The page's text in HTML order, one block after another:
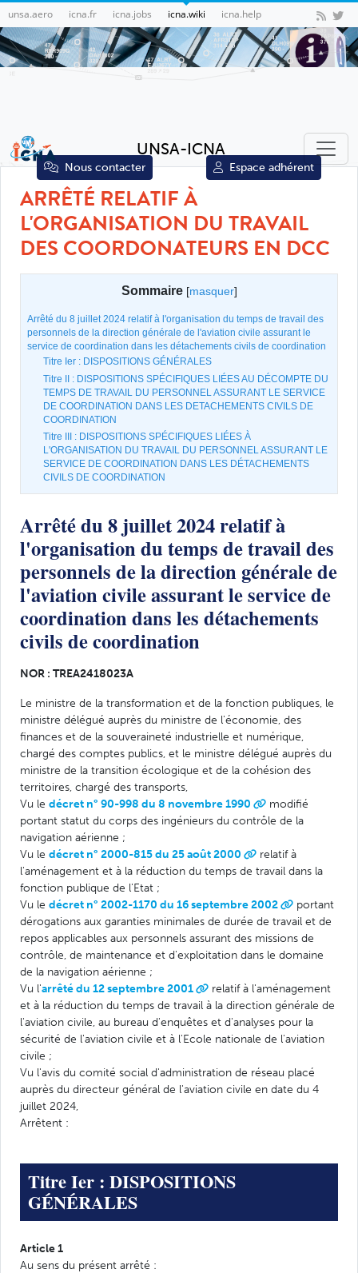
unsa.aero icna.fr icna.jobs icna.wiki icna.help
Nous contacter Espace adhérent
UNSA-ICNA
ARRÊTÉ RELATIF À
L'ORGANISATION DU TRAVAIL
DES COORDONATEURS EN DCC
Sommaire [masquer]
Arrêté du 8 juillet 2024 relatif à l'organisation du temps de travail des
personnels de la direction générale de l'aviation civile assurant le
service de coordination dans les détachements civils de coordination
Titre Ier : DISPOSITIONS GÉNÉRALES
Titre II : DISPOSITIONS SPÉCIFIQUES LIÉES AU DÉCOMPTE DU
TEMPS DE TRAVAIL DU PERSONNEL ASSURANT LE SERVICE
DE COORDINATION DANS LES DETACHEMENTS CIVILS DE
COORDINATION
Titre III : DISPOSITIONS SPÉCIFIQUES LIÉES À
L'ORGANISATION DU TRAVAIL DU PERSONNEL ASSURANT LE
SERVICE DE COORDINATION DANS LES DÉTACHEMENTS
CIVILS DE COORDINATION
Arrêté du 8 juillet 2024 relatif à
l'organisation du temps de travail des
personnels de la direction générale de
l'aviation civile assurant le service de
coordination dans les détachements
civils de coordination
NOR : TREA2418023A
Le ministre de la transformation et de la fonction publiques, le
ministre délégué auprès du ministre de l'économie, des
finances et de la souveraineté industrielle et numérique,
chargé des comptes publics, et le ministre délégué auprès du
ministre de la transition écologique et de la cohésion des
territoires, chargé des transports,
Vu le décret n° 90-998 du 8 novembre 1990
modifié
portant statut du corps des ingénieurs du contrôle de la
navigation aérienne ;
Vu le décret n° 2000-815 du 25 août 2000
relatif à
l'aménagement et à la réduction du temps de travail dans la
fonction publique de l'Etat ;
Vu le décret n° 2002-1170 du 16 septembre 2002
portant
dérogations aux garanties minimales de durée de travail et de
repos applicables aux personnels assurant des missions de
contrôle, de maintenance et d'exploitation dans le domaine
de la navigation aérienne ;
Vu l'arrêté du 12 septembre 2001
relatif à l'aménagement
et à la réduction du temps de travail à la direction générale de
l'aviation civile, au bureau d'enquêtes et d'analyses pour la
sécurité de l'aviation civile et à l'Ecole nationale de l'aviation
civile ;
Vu l'avis du comité social d'administration de réseau placé
auprès du directeur général de l'aviation civile en date du 4
juillet 2024,
Arrêtent :
Titre Ier : DISPOSITIONS
GÉNÉRALES
Article 1
Au sens du présent arrêté :